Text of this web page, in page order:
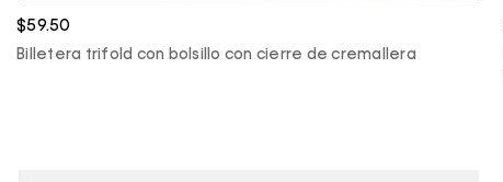
$59.50
Billetera trifold con bolsillo con cierre de cremallera